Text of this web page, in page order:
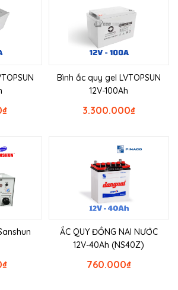
₫
Bình ắc quy gel LVTOPSUN
12V-100Ah
₫
3.300.000
₫
ẮC QUY ĐỒNG NAI NƯỚC
12V-40Ah (NS40Z)
₫
760.000